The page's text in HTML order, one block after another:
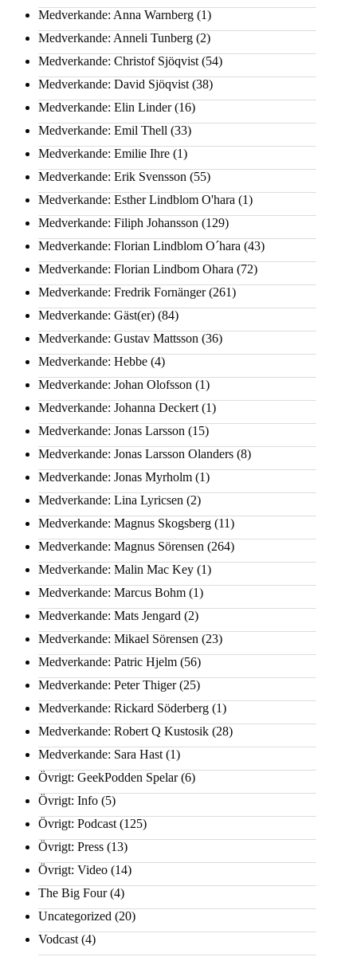
Medverkande: Anna Warnberg (1)
Medverkande: Anneli Tunberg (2)
Medverkande: Christof Sjöqvist (54)
Medverkande: David Sjöqvist (38)
Medverkande: Elin Linder(16)
Medverkande: Emil Thell (33)
Medverkande: Emilie Ihre (1)
Medverkande: Erik Svensson (55)
Medverkande: Esther Lindblom O'hara (1)
Medverkande: Filiph Johansson (129)
Medverkande: Florian Lindblom O´hara (43)
Medverkande: Florian Lindbom Ohara (72)
Medverkande: Fredrik Fornänger(261)
Medverkande: Gäst(er) (84)
Medverkande: Gustav Mattsson (36)
Medverkande: Hebbe (4)
Medverkande: Johan Olofsson (1)
Medverkande: Johanna Deckert (1)
Medverkande: Jonas Larsson (15)
Medverkande: Jonas Larsson Olanders (8)
Medverkande: Jonas Myrholm (1)
Medverkande: Lina Lyricsen (2)
Medverkande: Magnus Skogsberg (11)
Medverkande: Magnus Sörensen (264)
Medverkande: Malin Mac Key (1)
Medverkande: Marcus Bohm (1)
Medverkande: Mats Jengard (2)
Medverkande: Mikael Sörensen (23)
Medverkande: Patric Hjelm (56)
Medverkande: Peter Thiger(25)
Medverkande: Rickard Söderberg (1)
Medverkande: Robert Q Kustosik (28)
Medverkande: Sara Hast (1)
Övrigt: GeekPodden Spelar(6)
Övrigt: Info (5)
Övrigt: Podcast (125)
Övrigt: Press (13)
Övrigt: Video (14)
The Big Four(4)
Uncategorized (20)
Vodcast (4)